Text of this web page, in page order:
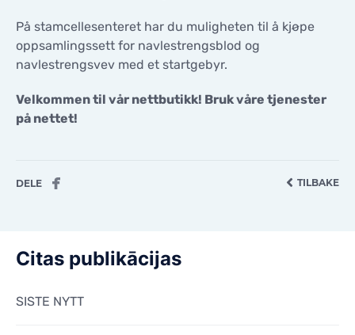
På stamcellesenteret har du muligheten til å kjøpe
oppsamlingssett for navlestrengsblod og
navlestrengsvev med et startgebyr.
Velkommen til vår nettbutikk! Bruk våre tjenester
på nettet!
DELE TILBAKE
Citas publikācijas
SISTE NYTT